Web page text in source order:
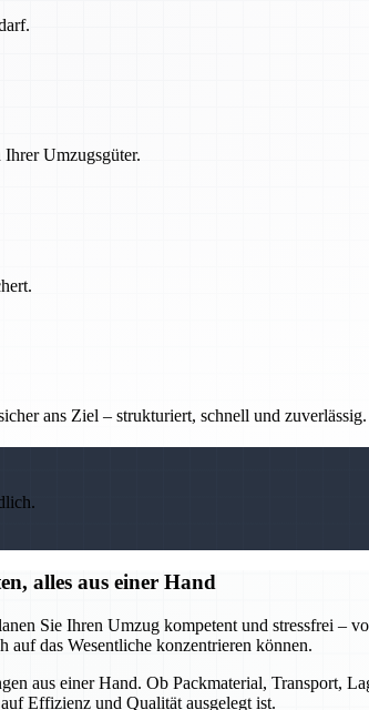
Umzugsgüter.
ans Ziel – strukturiert, schnell und zuverlässig.
alles aus einer Hand
Sie Ihren Umzug kompetent und stressfrei –
auf das Wesentliche konzentrieren können.
aus einer Hand. Ob Packmaterial, Transport,
Effizienz und Qualität ausgelegt ist.